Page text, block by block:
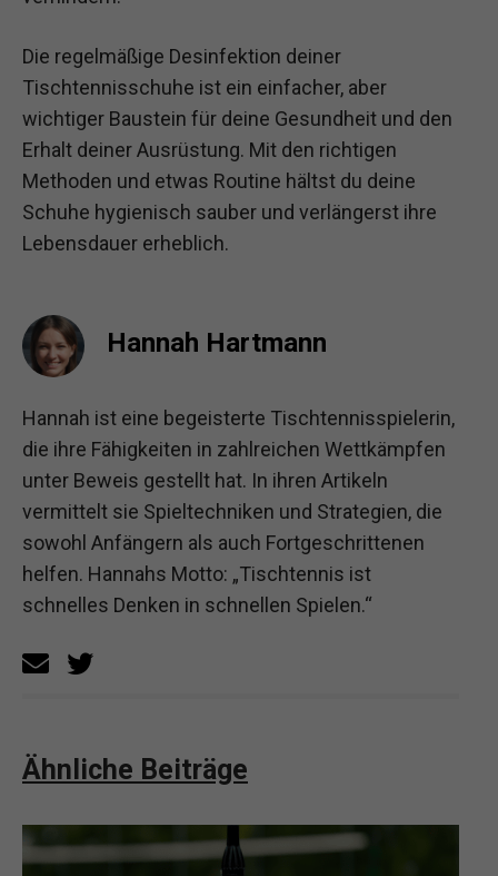
Die regelmäßige Desinfektion deiner
Tischtennisschuhe ist ein einfacher, aber
wichtiger Baustein für deine Gesundheit und den
Erhalt deiner Ausrüstung. Mit den richtigen
Methoden und etwas Routine hältst du deine
Schuhe hygienisch sauber und verlängerst ihre
Lebensdauer erheblich.
Hannah Hartmann
Hannah ist eine begeisterte Tischtennisspielerin,
die ihre Fähigkeiten in zahlreichen Wettkämpfen
unter Beweis gestellt hat. In ihren Artikeln
vermittelt sie Spieltechniken und Strategien, die
sowohl Anfängern als auch Fortgeschrittenen
helfen. Hannahs Motto: „Tischtennis ist
schnelles Denken in schnellen Spielen.“
Ähnliche Beiträge